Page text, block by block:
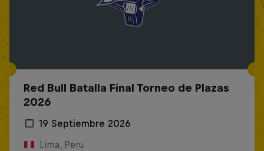
Red Bull Batalla Final Torneo de Plazas
2026
19 Septiembre 2026
Lima, Peru